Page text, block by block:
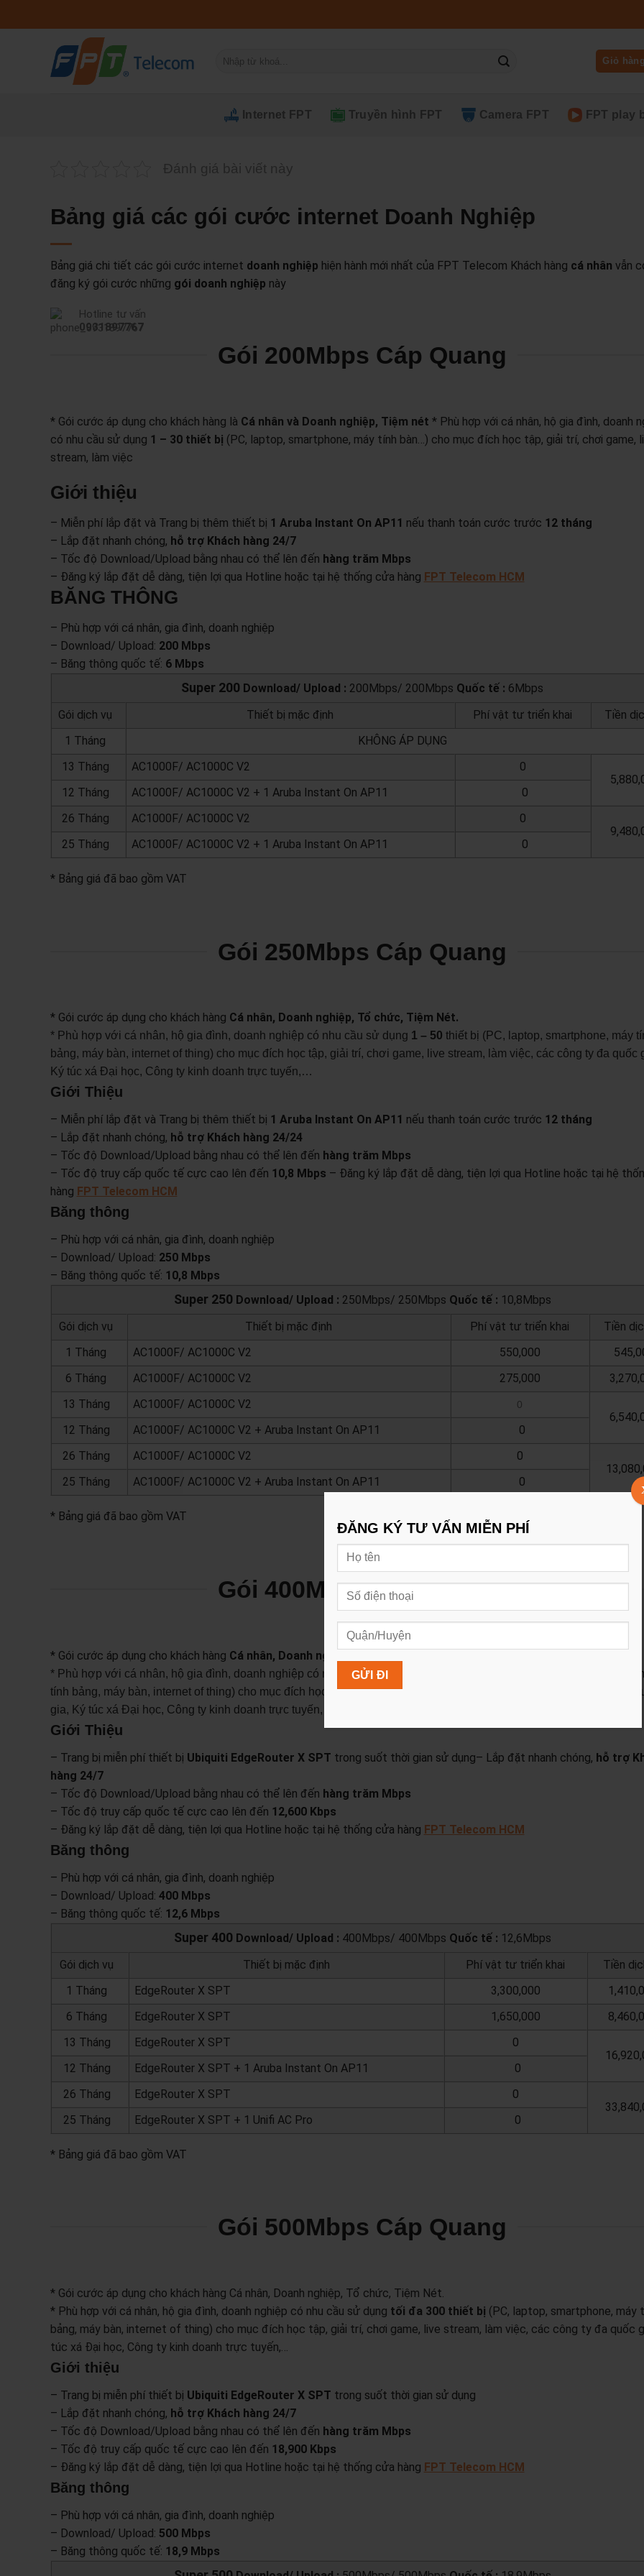
qua
kiếm:
Giỏ hàng
Internet FPT Truyền hình FPT Camera FPT FPT play
Đánh giá bài viết này
Bảng giá các gói cước internet Doanh Nghiệp
Bảng giá chi tiết các gói cước internet doanh nghiệp hiện hành mới nhất của FPT Telecom Khách hàng cá nhân vẫn
đăng ký gói cước những gói doanh nghiệp này
Hotline tư vấn
0931897767
Gói 200Mbps Cáp Quang
* Gói cước áp dụng cho khách hàng là Cá nhân và Doanh nghiệp, Tiệm nét * Phù hợp với cá nhân, hộ gia đình, doanh
có nhu cầu sử dụng 1 – 30 thiết bị (PC, laptop, smartphone, máy tính bàn…) cho mục đích học tập, giải trí, chơi game,
stream, làm việc
Giới thiệu
– Miễn phí lắp đặt và Trang bị thêm thiết bị 1 Aruba Instant On AP11 nếu thanh toán cước trước 12 tháng
– Lắp đặt nhanh chóng, hỗ trợ Khách hàng 24/7
– Tốc độ Download/Upload bằng nhau có thể lên đến hàng trăm Mbps
– Đăng ký lắp đặt dễ dàng, tiện lợi qua Hotline hoặc tại hệ thống cửa hàng FPT Telecom HCM
BĂNG THÔNG
– Phù hợp với cá nhân, gia đình, doanh nghiệp
– Download/ Upload: 200 Mbps
– Băng thông quốc tế: 6 Mbps
Super 200 Download/ Upload : 200Mbps/ 200Mbps Quốc tế : 6Mbps
Gói dịch vụ
Thiết bị mặc định Phí vật tư triển khai
Tiền
1 Tháng
KHÔNG ÁP DỤNG
13 Tháng
AC1000F/ AC1000C V2
0
12 Tháng
AC1000F/ AC1000C V2 + 1 Aruba Instant On AP11
0
26 Tháng
AC1000F/ AC1000C V2
0
25 Tháng
AC1000F/ AC1000C V2 + 1 Aruba Instant On AP11 0
* Bảng giá đã bao gồm VAT
Gói 250Mbps Cáp Quang
* Gói cước áp dụng cho khách hàng Cá nhân, Doanh nghiệp, Tổ chức, Tiệm Nét.
* Phù hợp với cá nhân, hộ gia đình, doanh nghiệp có nhu cầu sử dụng 1 – 50 thiết bị (PC, laptop, smartphone, máy
bảng, máy bàn, internet of thing) cho mục đích học tập, giải trí, chơi game, live stream, làm việc, các công ty đa quốc
Ký túc xá Đại học, Công ty kinh doanh trực tuyến,…
Giới Thiệu
– Miễn phí lắp đặt và Trang bị thêm thiết bị 1 Aruba Instant On AP11 nếu thanh toán cước trước 12 tháng
– Lắp đặt nhanh chóng, hỗ trợ Khách hàng 24/24
– Tốc độ Download/Upload bằng nhau có thể lên đến hàng trăm Mbps
– Tốc độ truy cấp quốc tế cực cao lên đến 10,8 Mbps – Đăng ký lắp đặt dễ dàng, tiện lợi qua Hotline hoặc tại hệ
hàng FPT Telecom HCM
Băng thông
– Phù hợp với cá nhân, gia đình, doanh nghiệp
– Download/ Upload: 250 Mbps
– Băng thông quốc tế: 10,8 Mbps
Super 250 Download/ Upload : 250Mbps/ 250Mbps Quốc tế : 10,8Mbps
Gói dịch vụ
Thiết bị mặc định Phí vật tư triển khai
Tiền
1 Tháng
AC1000F/ AC1000C V2 550,000
6 Tháng
AC1000F/ AC1000C V2 275,000
13 Tháng
AC1000F/ AC1000C V2 0
12 Tháng
AC1000F/ AC1000C V2 + Aruba Instant On AP11
0
26 Tháng
AC1000F/ AC1000C V2
0
25 Tháng
AC1000F/ AC1000C V2 + Aruba Instant On AP11 0
* Bảng giá đã bao gồm VAT
Gói 400Mbps Cáp Quang
* Gói cước áp dụng cho khách hàng Cá nhân, Doanh nghiệp, Tổ chức, Tiệm Nét.
* Phù hợp với cá nhân, hộ gia đình, doanh nghiệp có nhu cầu sử dụng
(PC, laptop, smartphone,
tính bảng, máy bàn, internet of thing) cho mục đích học tập, giải trí, chơi game, live stream, làm việc, các công ty đa
gia, Ký túc xá Đại học, Công ty kinh doanh trực tuyến,…
Giới Thiệu
– Trang bị miễn phí thiết bị Ubiquiti EdgeRouter X SPT trong suốt thời gian sử dụng– Lắp đặt nhanh chóng, hỗ trợ
hàng 24/7
– Tốc độ Download/Upload bằng nhau có thể lên đến hàng trăm Mbps
– Tốc độ truy cấp quốc tế cực cao lên đến 12,600 Kbps
– Đăng ký lắp đặt dễ dàng, tiện lợi qua Hotline hoặc tại hệ thống cửa hàng FPT Telecom HCM
Băng thông
– Phù hợp với cá nhân, gia đình, doanh nghiệp
– Download/ Upload: 400 Mbps
– Băng thông quốc tế: 12,6 Mbps
Super 400 Download/ Upload : 400Mbps/ 400Mbps Quốc tế : 12,6Mbps
Gói dịch vụ
Thiết bị mặc định Phí vật tư triển khai
Tiền
1 Tháng
EdgeRouter X SPT 3,300,000
6 Tháng
EdgeRouter X SPT 1,650,000
13 Tháng
EdgeRouter X SPT
0
12 Tháng
EdgeRouter X SPT + 1 Aruba Instant On AP11
0
26 Tháng
EdgeRouter X SPT
0
25 Tháng
EdgeRouter X SPT + 1 Unifi AC Pro 0
* Bảng giá đã bao gồm VAT
Gói 500Mbps Cáp Quang
* Gói cước áp dụng cho khách hàng Cá nhân, Doanh nghiệp, Tổ chức, Tiệm Nét.
* Phù hợp với cá nhân, hộ gia đình, doanh nghiệp có nhu cầu sử dụng tối đa 300 thiết bị (PC, laptop, smartphone, máy
bảng, máy bàn, internet of thing) cho mục đích học tập, giải trí, chơi game, live stream, làm việc, các công ty đa quốc
túc xá Đại học, Công ty kinh doanh trực tuyến,…
Giới thiệu
– Trang bị miễn phí thiết bị Ubiquiti EdgeRouter X SPT trong suốt thời gian sử dụng
– Lắp đặt nhanh chóng, hỗ trợ Khách hàng 24/7
– Tốc độ Download/Upload bằng nhau có thể lên đến hàng trăm Mbps
– Tốc độ truy cấp quốc tế cực cao lên đến 18,900 Kbps
– Đăng ký lắp đặt dễ dàng, tiện lợi qua Hotline hoặc tại hệ thống cửa hàng FPT Telecom HCM
Băng thông
– Phù hợp với cá nhân, gia đình, doanh nghiệp
– Download/ Upload: 500 Mbps
– Băng thông quốc tế: 18,9 Mbps
ĐĂNG KÝ TƯ VẤN MIỄN PHÍ